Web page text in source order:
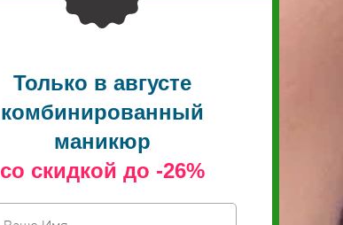
Только в августе
комбинированный
маникюр
со скидкой до -26%